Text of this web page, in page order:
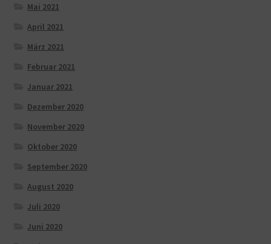
Mai 2021
April 2021
März 2021
Februar 2021
Januar 2021
Dezember 2020
November 2020
Oktober 2020
September 2020
August 2020
Juli 2020
Juni 2020